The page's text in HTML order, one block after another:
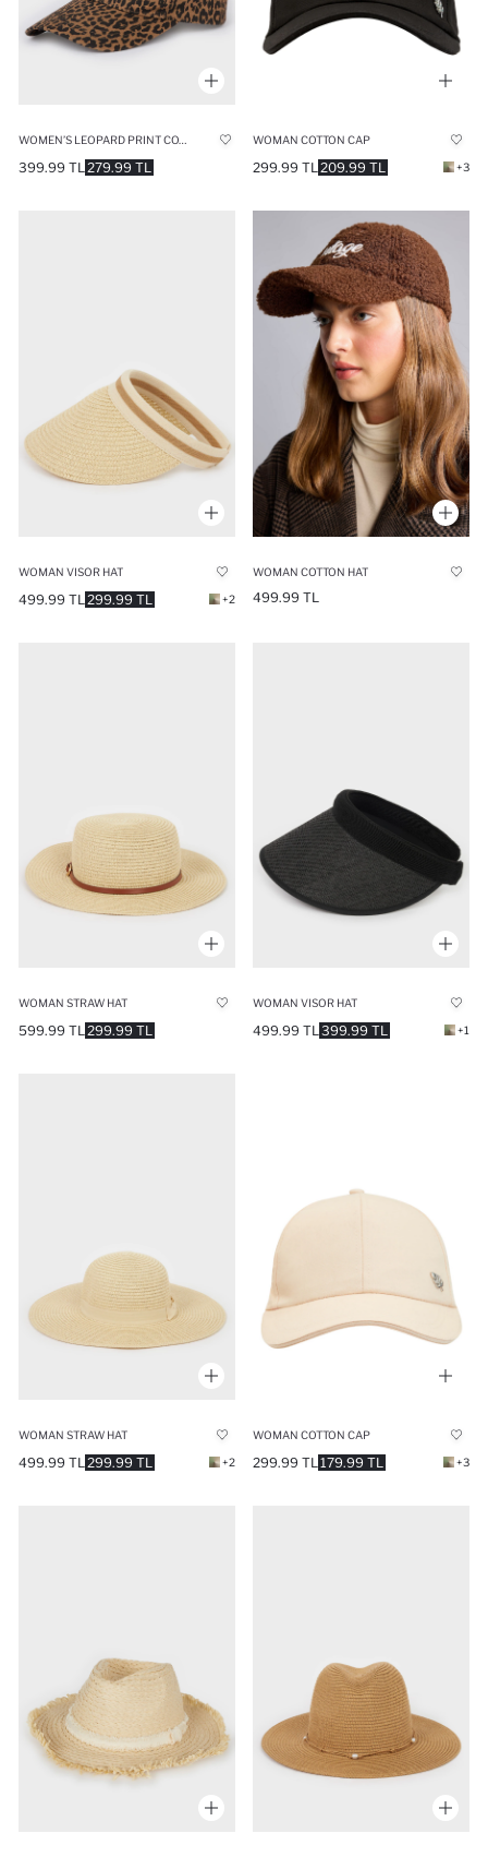
279.99 TL
399.99 TL
WOMAN COTTON CAP
209.99 TL
299.99 TL +3
WOMAN VISOR HAT
299.99 TL
499.99 TL +2
WOMAN COTTON HAT
499.99 TL
WOMAN STRAW HAT
299.99 TL
599.99 TL
WOMAN VISOR HAT
399.99 TL
499.99 TL +1
WOMAN STRAW HAT
299.99 TL
499.99 TL +2
WOMAN COTTON CAP
179.99 TL
299.99 TL +3